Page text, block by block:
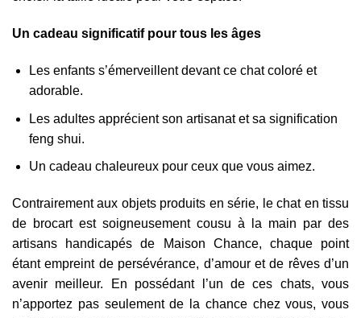
Un cadeau significatif pour tous les âges
Les enfants s’émerveillent devant ce chat coloré et
adorable.
Les adultes apprécient son artisanat et sa signification
feng shui.
Un cadeau chaleureux pour ceux que vous aimez.
Contrairement aux objets produits en série, le chat en tissu
de brocart est soigneusement cousu à la main par des
artisans handicapés de Maison Chance, chaque point
étant empreint de persévérance, d’amour et de rêves d’un
avenir meilleur. En possédant l’un de ces chats, vous
n’apportez pas seulement de la chance chez vous, vous